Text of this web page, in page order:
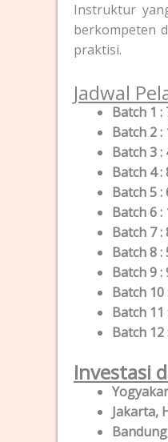
Instruktur
berkompeten
praktisi.
Jadwal
Batch 1 :
Batch 2 :
Batch 3 :
Batch 4 :
Batch 5 :
Batch 6 :
Batch 7 :
Batch 8 :
Batch 9 :
Batch
Batch
Batch 12
Investasi
Jakarta,